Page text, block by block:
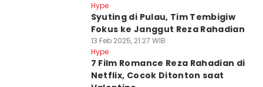
Hype
Syuting di Pulau, Tim Tembigiw
Fokus ke Janggut Reza Rahadian
13 Feb 2025, 21:27 WIB
Hype
7 Film Romance Reza Rahadian di
Netflix, Cocok Ditonton saat